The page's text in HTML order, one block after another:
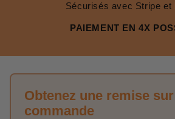
Sécurisés avec Stripe et
PAIEMENT EN 4X
Obtenez une remise
commande